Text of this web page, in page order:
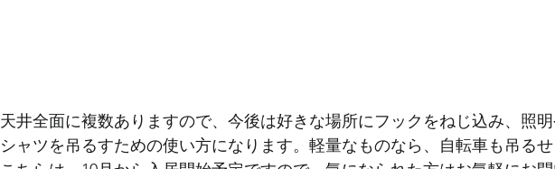
天井全面に複数ありますので、今後は好きな場所にフックをねじ込み、照
シャツを吊るすための使い方になります。軽量なものなら、自転車も吊る